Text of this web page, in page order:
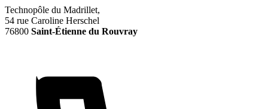
Technopôle du Madrillet,
54 rue Caroline Herschel
76800 Saint-Étienne du Rouvray